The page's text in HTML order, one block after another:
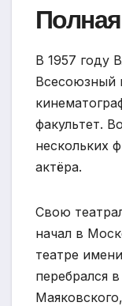
В 1957 году
Всесоюзный
факультет.
нескольких
актёра.
Свою
начал в
театре
перебрался